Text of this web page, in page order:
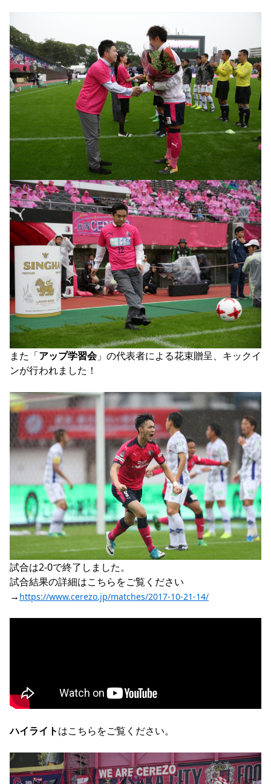
また「アップ学習会」の代表者による花束贈呈、キックイ
ンが行われました！
試合は2-0で終了しました。
試合結果の詳細はこちらをご覧ください
→ https://www.cerezo.jp/matches/2017-10-21-14/
ハイライトはこちらをご覧ください。